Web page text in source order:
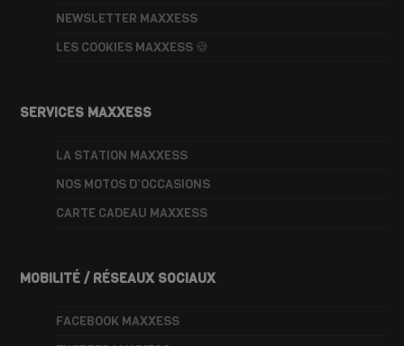
NEWSLETTER MAXXESS
LES COOKIES MAXXESS 🍪
SERVICES MAXXESS
LA STATION MAXXESS
NOS MOTOS D’OCCASIONS
CARTE CADEAU MAXXESS
MOBILITÉ / RÉSEAUX SOCIAUX
FACEBOOK MAXXESS